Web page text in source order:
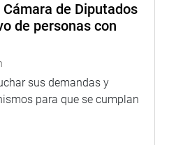
de los propios
valiosa y no puede ser
a favor de ellos, si ellos
el defensor del Pueblo.
Urquizo Maggia
de Diputados
de personas con
sus demandas y
para que se cumplan